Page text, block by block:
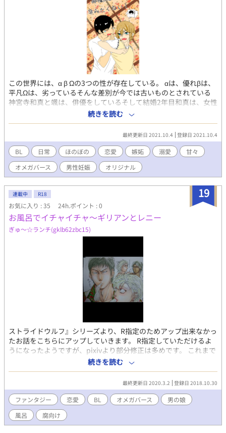
この世界には、‪α‬ β Ωの3つの性が存在している。 ‪α‬は、優れβは、
平凡Ωは、劣っているそんな差別が今では古いものとされている
神宮寺和真と颯は、俳優をしているそして結婚2年目和真は、女性
から人気の‪α‬の俳優 颯は、男女関係なく多くの指示を集めているΩ
の人気俳優 しかし和真には、ある悩みがあるそれは颯がゴム無し
＝子作りを拒否するのだ 颯本人曰く「こ、子供は欲しい…け
ど…」 ＊小説とは異なる部分があります💦
続きを読む
最終更新日 2021.10.4 登録日 2021.10.4
BL 日常 ほのぼの 恋愛 嫉妬 溺愛
甘々
オメガバース
男性妊娠 オリジナル
19
連載中 R18
お気に入り : 35 24h.ポイント : 0
お風呂でイチャイチャ～ギリアンとレニー
ぎゅ～☆ランチ(gklb62zbc15)
ストライドウルフ』シリーズより、R指定のためアップ出来なかっ
たお話をこちらにアップしていきます。 R指定していただけるよ
うになったようですが、pixivより部分修正は多めです。 これまで
のあらすじ。 何れギリアン達が、盗賊討伐で帝都を離れる事にな
ります。 危険な任務なので当然レニーはお留守番。 また置いて行
かれる事に、嫌だと泣きじゃくるレニーでした。 それまでの一
時。二人の甘いやりとりが始まる。 まあ、只のエロ話ですけど
ね。消されたらpixivでどうぞ。
続きを読む
最終更新日 2020.3.2 登録日 2018.10.30
ファンタジー 恋愛 BL オメガバース
男の娘
風呂
腐向け